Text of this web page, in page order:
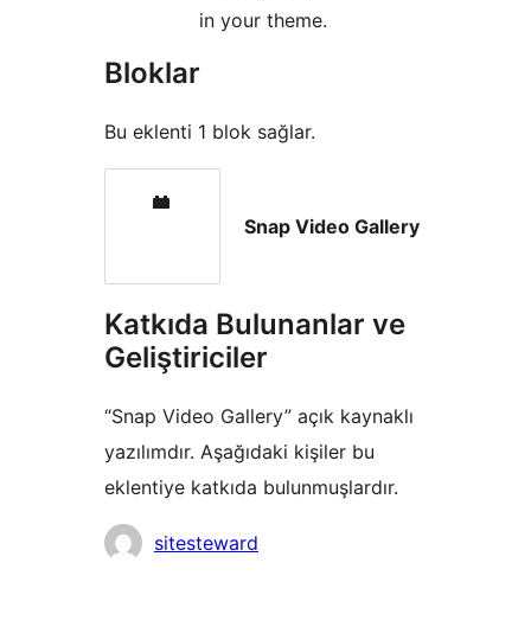
in your theme.
Bloklar
Bu eklenti 1 blok sağlar.
Snap Video Gallery
Katkıda Bulunanlar ve
Geliştiriciler
“Snap Video Gallery” açık kaynaklı
yazılımdır. Aşağıdaki kişiler bu
eklentiye katkıda bulunmuşlardır.
Katkıdasitesteward